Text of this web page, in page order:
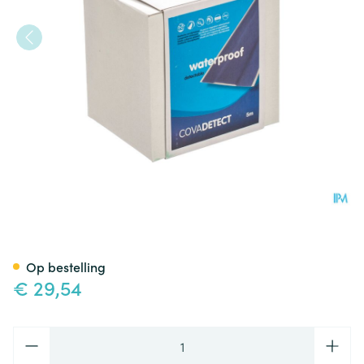
€ 29,54
Op bestelling